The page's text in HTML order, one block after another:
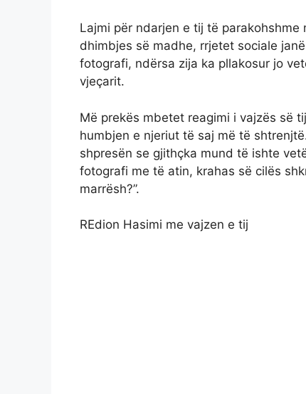
Lajmi për ndarjen e tij të
dhimbjes së madhe, rrjetet sociale
fotografi, ndërsa zija ka pllakosur jo
vjeçarit.
Më prekës mbetet reagimi i vajzës së
humbjen e njeriut të saj më të
shpresën se gjithçka mund të ishte
fotografi me të atin, krahas së cilës
marrësh?”.
REdion Hasimi me vajzen e tij